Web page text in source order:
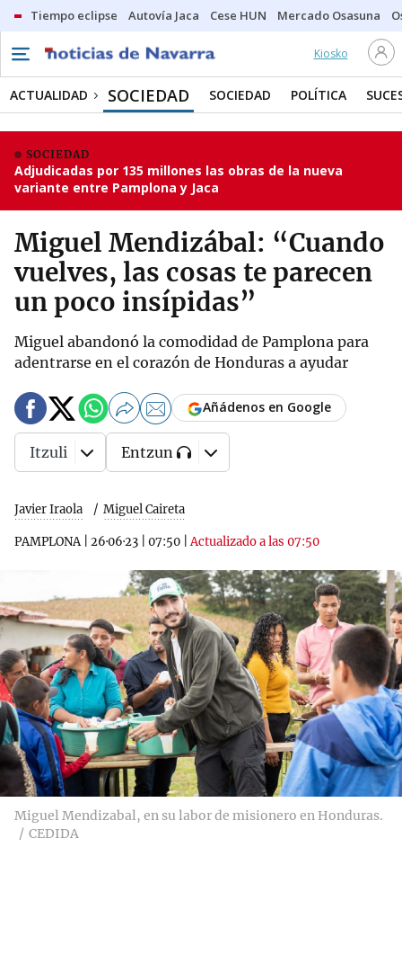
Tiempo eclipse Autovía Jaca Cese HUN Mercado Osasuna
Kiosko
ACTUALIDAD SOCIEDAD SOCIEDAD POLÍTICA
SOCIEDAD
Adjudicadas por 135 millones las obras de la nueva
variante entre Pamplona y Jaca
Miguel Mendizábal: “Cuando
vuelves, las cosas te parecen
un poco insípidas”
Miguel abandonó la comodidad de Pamplona para
adentrarse en el corazón de Honduras a ayudar
Javier Iraola Miguel Caireta
PAMPLONA| 26·06·23 07:50 |Actualizado a las 07:50
Añádenos en Google
Itzuli Entzun
Miguel Mendizabal, en su labor de misionero en Honduras.
CEDIDA